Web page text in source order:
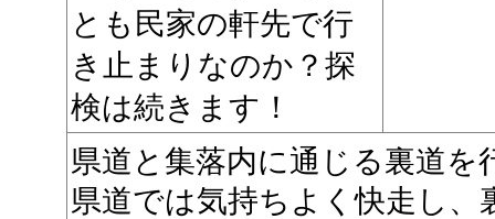
とも民家の軒先で行
き止まりなのか？探
検は続きます！
県道と集落内に通じる裏道を
県道では気持ちよく快走し